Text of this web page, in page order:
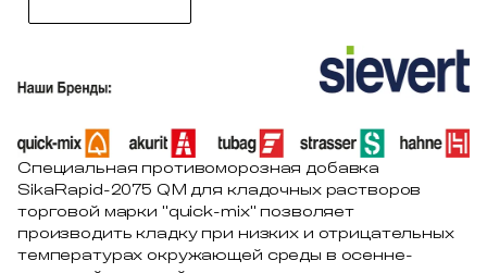
Специальная противоморозная добавка
SikaRapid-2075 QM для кладочных растворов
торговой марки "quick-mix" позволяет
производить кладку при низких и отрицательных
температурах окружающей среды в осенне-